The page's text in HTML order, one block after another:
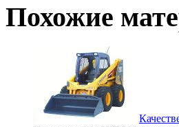
Похожие